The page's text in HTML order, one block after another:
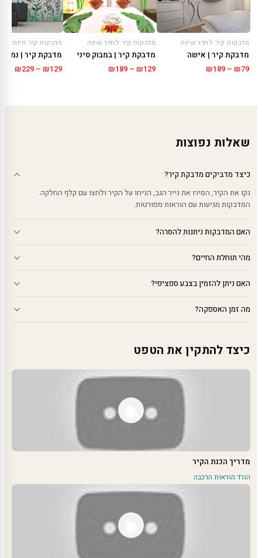
מדבקות קיר לחדר שינה
מדבקת קיר | אישה
₪79
–
₪189
מדבקות קיר לחדר שינה
מדבקת קיר | במבוק סיני
₪129
–
₪189
מדבקות קיר חיות
מדבקת קיר | נמר
₪129
–
₪229
שאלות נפוצות
כיצד מדביקים מדבקת קיר?
נקו את הקיר, הסירו את נייר הגב, הניחו על הקיר ולחצו עם קלף החלקה.
המדבקות מגיעות עם הוראות מפורטות.
האם המדבקות ניתנות להסרה?
מהי תוחלת החיים?
האם ניתן להזמין בצבע ספציפי?
מה זמן האספקה?
כיצד להתקין את הטפט
מדריך הכנת הקיר
הורד הוראות הרכבה